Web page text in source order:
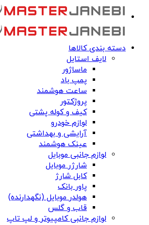
دسته بندی کالاها
لایف استایل
ماساژور
پمپ باد
ساعت هوشمند
پروژکتور
کیف و کوله پشتی
لوازم خودرو
آرایشی و بهداشتی
عینک هوشمند
لوازم جانبی موبایل
شارژر موبایل
کابل شارژ
پاور بانک
هولدر موبایل (نگهدارنده)
قاب و گلس
لوازم جانبی کامپیوتر و لپ تاپ